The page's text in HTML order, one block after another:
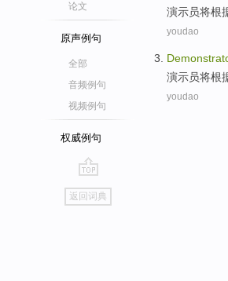
论文
原声例句
全部
音频例句
视频例句
权威例句
go
top
返回词典
演示员将根
youdao
演示员将根
youdao